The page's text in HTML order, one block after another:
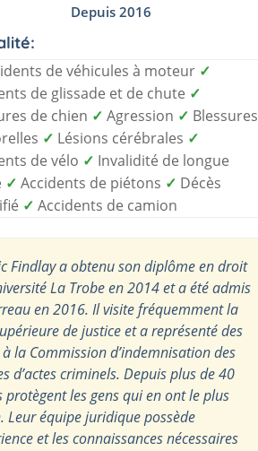
Depuis 2016
de véhicules à moteur ✓
de glissade et de chute ✓
de chien ✓ Agression ✓ Blessures
✓ Lésions cérébrales ✓
de vélo ✓ Invalidité de longue
✓ Accidents de piétons ✓ Décès
✓ Accidents de camion
Findlay a obtenu son diplôme en droit
La Trobe en 2014 et a été admis
en 2016. Il visite fréquemment la
de justice et a représenté des
la Commission d’indemnisation des
d’actes criminels. Depuis plus de 40
protègent les gens qui en ont le plus
Leur équipe juridique possède
et les connaissances nécessaires